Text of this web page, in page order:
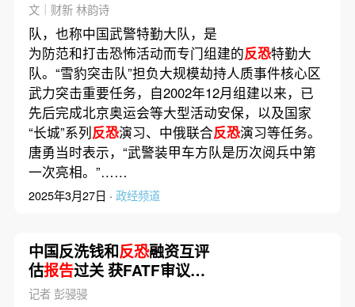
文｜财新 林韵诗
队，也称中国武警特勤大队，是
为防范和打击恐怖活动而专门组建的反恐特勤大
队。“雪豹突击队”担负大规模劫持人质事件核心区
武力突击重要任务，自2002年12月组建以来，已
先后完成北京奥运会等大型活动安保，以及国家
“长城”系列反恐演习、中俄联合反恐演习等任务。
唐勇当时表示，“武警装甲车方队是历次阅兵中第
一次亮相。”……
2025年3月27日 · 政经频道
中国反洗钱和反恐融资互评
估报告过关 获FATF审议通
过（更新）
记者 彭骎骎